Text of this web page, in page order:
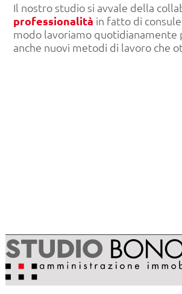
Il nostro studio si avvale della
professionalità in fatto di
modo lavoriamo quotidianamente
anche nuovi metodi di lavoro che